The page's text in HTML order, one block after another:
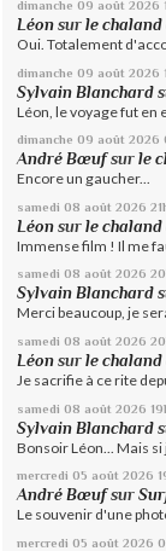
dimanche 09 août 2026
Léon surle chaland
Oui. Totalement
dimanche 09 août 2026
Sylvain Blanchard
Léon, le voyage fut en
dimanche 09 août 2026
André Bœufsurle
Encore un gaucher...
samedi 08 août 2026
Léon surle chaland
Immense film ! Il me
samedi 08 août 2026
Sylvain Blanchard
Merci beaucoup, je
samedi 08 août 2026
Léon surle chaland
Je sacrifie à ce rite
samedi 08 août 2026
Sylvain Blanchard
Bonsoir Léon... Mais si
mercredi 05 août 2026
André Bœufsur
Le souvenir d'une
mercredi 05 août 2026